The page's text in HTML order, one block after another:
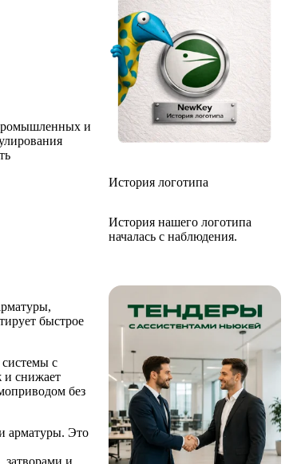
История логотипа
История нашего логотипа
началась с наблюдения.
быстрое
с
и снижает
без
арматуры. Это
затворами и
и